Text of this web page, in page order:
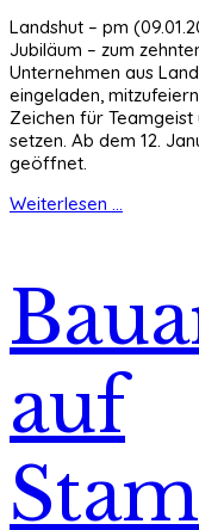
Landshut – pm
Jubiläum – zum
Unternehmen aus
eingeladen,
Zeichen für Teamgeist
setzen. Ab dem 12.
geöffnet.
Weiterlesen ...
auf